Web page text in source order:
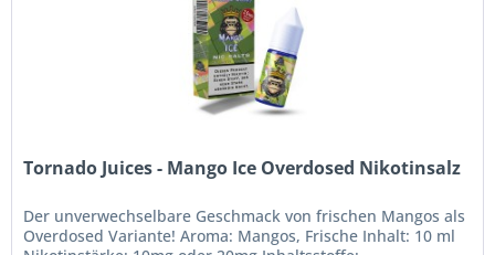
Tornado Juices - Mango Ice Overdosed Nikotinsalz
Der unverwechselbare Geschmack von frischen Mangos als
Overdosed Variante! Aroma: Mangos, Frische Inhalt: 10 ml